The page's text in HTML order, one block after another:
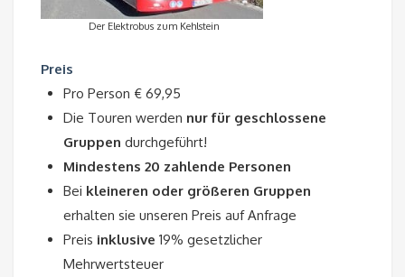
Der Elektrobus zum Kehlstein
Preis
Pro Person € 69,95
Die Touren werden nur für geschlossene
Gruppen durchgeführt!
Mindestens 20 zahlende Personen
Bei kleineren oder größeren Gruppen
erhalten sie unseren Preis auf Anfrage
Preis inklusive 19% gesetzlicher
Mehrwertsteuer